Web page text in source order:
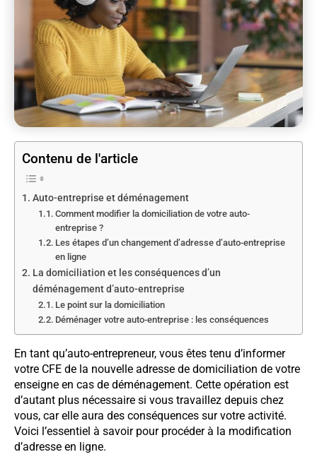
Contenu de l'article
Auto-entreprise et déménagement
Comment modifier la domiciliation de votre auto-
entreprise ?
Les étapes d’un changement d’adresse d’auto-entreprise
en ligne
La domiciliation et les conséquences d’un
déménagement d’auto-entreprise
Le point sur la domiciliation
Déménager votre auto-entreprise : les conséquences
En tant qu’auto-entrepreneur, vous êtes tenu d’informer
votre CFE de la nouvelle adresse de domiciliation de votre
enseigne en cas de déménagement. Cette opération est
d’autant plus nécessaire si vous travaillez depuis chez
vous, car elle aura des conséquences sur votre activité.
Voici l’essentiel à savoir pour procéder à la modification
d’adresse en ligne.